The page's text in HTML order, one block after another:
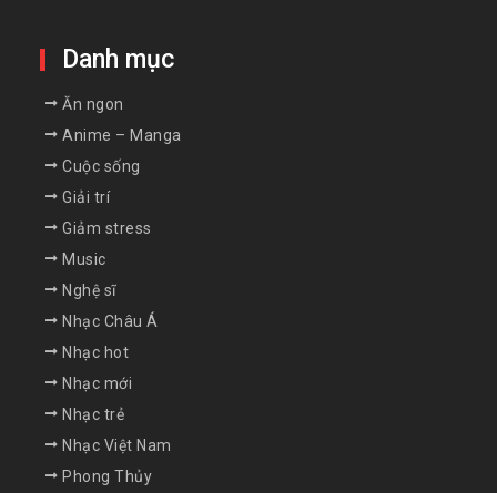
Danh mục
Ăn ngon
Anime – Manga
Cuộc sống
Giải trí
Giảm stress
Music
Nghệ sĩ
Nhạc Châu Á
Nhạc hot
Nhạc mới
Nhạc trẻ
Nhạc Việt Nam
Phong Thủy